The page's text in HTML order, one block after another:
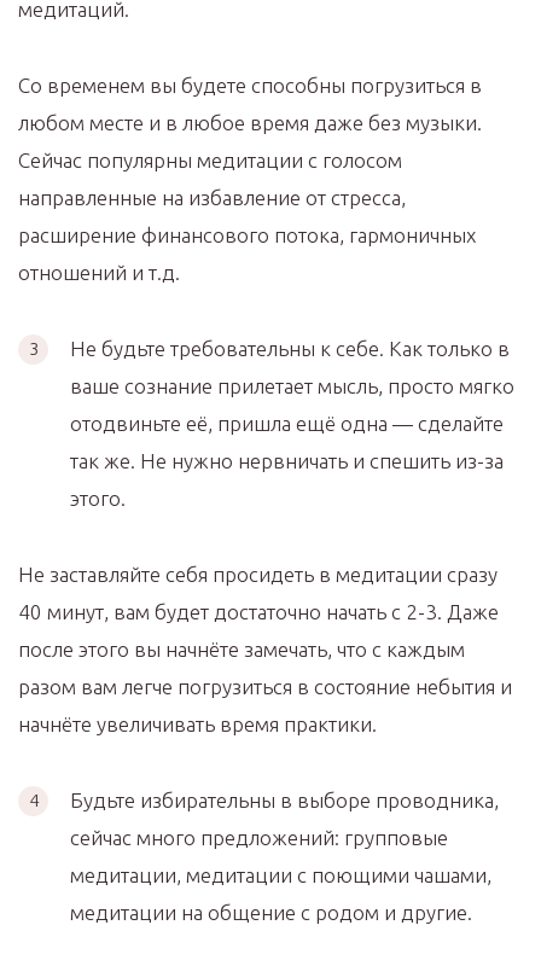
медитаций.
Со временем вы будете способны погрузиться в
любом месте и в любое время даже без музыки.
Сейчас популярны медитации с голосом
направленные на избавление от стресса,
расширение финансового потока, гармоничных
отношений и т.д.
Не будьте требовательны к себе. Как только в
ваше сознание прилетает мысль, просто мягко
отодвиньте её, пришла ещё одна — сделайте
так же. Не нужно нервничать и спешить из-за
этого.
Не заставляйте себя просидеть в медитации сразу
40 минут, вам будет достаточно начать с 2-3. Даже
после этого вы начнёте замечать, что с каждым
разом вам легче погрузиться в состояние небытия и
начнёте увеличивать время практики.
Будьте избирательны в выборе проводника,
сейчас много предложений: групповые
медитации, медитации с поющими чашами,
медитации на общение с родом и другие.